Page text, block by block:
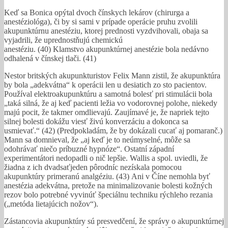
Keď sa Bonica opýtal dvoch čínskych lekárov (chirurga a
anestéziológa), či by si sami v prípade operácie pruhu zvolili
akupunktúrnu anestéziu, ktorej prednosti vyzdvihovali, obaja sa
vyjadrili, že uprednostňujú chemickú
anestéziu. (40) Klamstvo akupunktúrnej anestézie bola nedávno
odhalená v čínskej tlači. (41)
Nestor britských akupunkturistov Felix Mann zistil, že akupunktúra
by bola „adekvátna“ k operácii len u desiatich zo sto pacientov.
Používal elektroakupunktúru a samotná bolesť pri stimulácii bola
„taká silná, že aj keď pacienti ležia vo vodorovnej polohe, niekedy
majú pocit, že takmer omdlievajú. Zaujímavé je, že napriek tejto
silnej bolesti dokážu viesť živú konverzáciu a dokonca sa
usmievať.“ (42) (Predpokladám, že by dokázali cucať aj pomaranč.)
Mann sa domnieval, že „aj keď je to neúmyselné, môže sa
odohrávať niečo príbuzné hypnóze“. Ostatní západní
experimentátori nedopadli o nič lepšie. Wallis a spol. uviedli, že
žiadna z ich dvadsaťjeden pôrodníc nezískala pomocou
akupunktúry primeranú analgéziu. (43) Ani v Číne nemohla byť
anestézia adekvátna, pretože na minimalizovanie bolesti kožných
rezov bolo potrebné vyvinúť špeciálnu techniku rýchleho rezania
(„metóda lietajúcich nožov“).
Zástancovia akupunktúry sú presvedčení, že správy o akupunktúrnej